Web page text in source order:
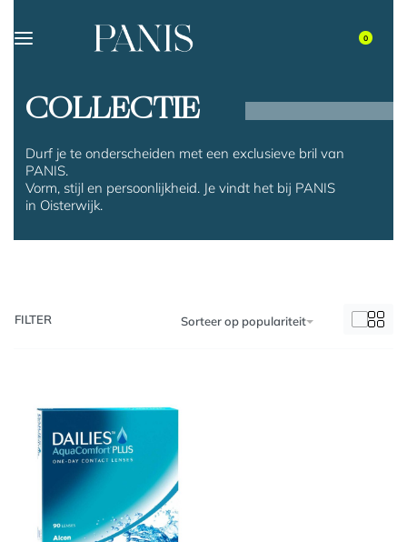
0
COLLECTIE
Durf je te onderscheiden met een exclusieve bril van
PANIS.
Vorm, stijl en persoonlijkheid. Je vindt het bij PANIS
in Oisterwijk.
Sorteer op populariteit
FILTER